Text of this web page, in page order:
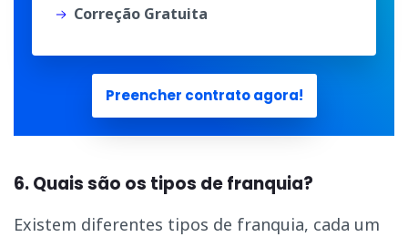
Correção Gratuita
Preencher contrato agora!
6. Quais são os tipos de franquia?
Existem diferentes tipos de franquia, cada um